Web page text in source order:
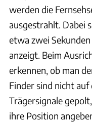
werden die
ausgestrahlt. Dabei
etwa zwei
anzeigt. Beim
erkennen, ob man
Finder sind nicht auf
Trägersignale
ihre Position